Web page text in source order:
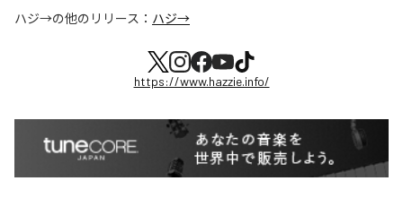
ハジ→の他のリリース： ハジ→
https://www.hazzie.info/